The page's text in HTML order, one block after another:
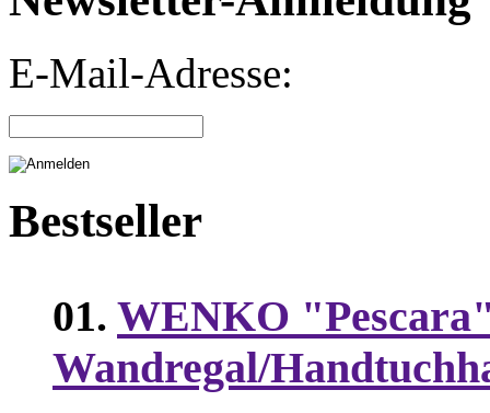
E-Mail-Adresse:
Bestseller
01. WENKO
Wandregal/